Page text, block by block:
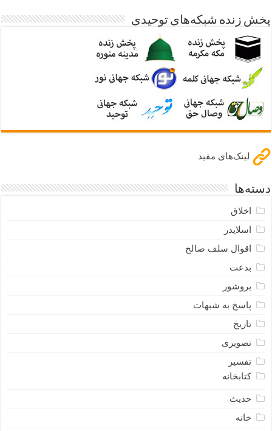
پخش زنده شبکه‌های توحیدی
لینک‌های مفید
دسته‌ها
اخلاق
اسلایدر
اقوال سلف صالح
بدعت
بروشور
پاسخ به شبهات
تاریخ
تصویری
تفسیر
کتابخانه
حدیث
خانه